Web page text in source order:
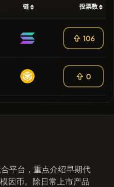
链 投票数
106
0
平台，重点介绍早期代
因币。除日常上市产品